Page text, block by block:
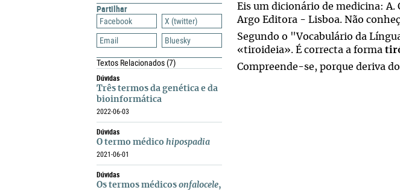
Partilhar
Facebook
X (twitter)
Email
Bluesky
Textos Relacionados(7)
Dúvidas
Três termos da genética e da
bioinformática
2022-06-03
Dúvidas
O termo médico hipospadia
2021-06-01
Dúvidas
Os termos médicos onfalocele,
Eis um dicionário de medicina: A.
Argo Editora - Lisboa. Não
Segundo o "Vocabulário da
«tiroideia». É correcta a forma
Compreende-se, porque deriva